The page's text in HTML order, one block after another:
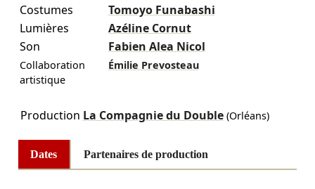
Costumes
Tomoyo Funabashi
Lumières
Azéline Cornut
Son
Fabien Alea Nicol
Collaboration
artistique
Émilie Prevosteau
Production La Compagnie du Double(Orléans)
Dates Partenaires de production